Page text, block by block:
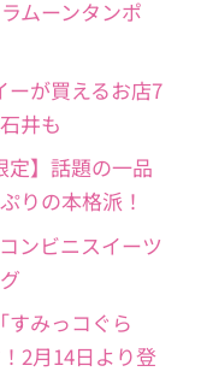
ムーンタンポ
ーが買えるお店7
井も
定】話題の一品
りの本格派！
ンビニスイーツ
すみっコぐら
2月14日より登